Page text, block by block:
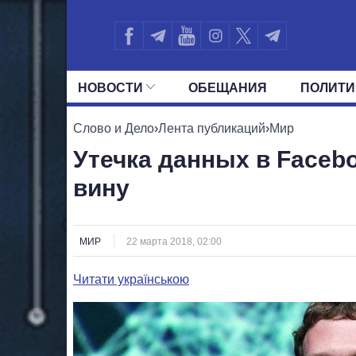
НОВОСТИ ОБЕЩАНИЯ
ВСЕ ПОЛИТИКИ ПРЕЗИДЕНТ И
Слово и Дело›Лента публикаций›Мир
Утечка данных в
вину
МИР 22 марта 2018, 02:00
Читати українською